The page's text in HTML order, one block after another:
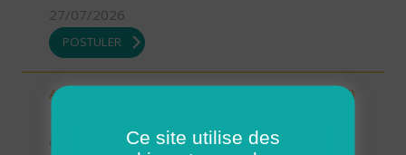
27/07/2026
POSTULER
Aide à domicile - La Chapelle/Henrichemont (H/F)
Ce site utilise des